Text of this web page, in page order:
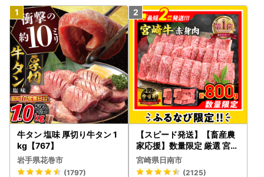
牛タン 塩味 厚切り牛タン 1
kg【767】
岩手県花巻市
(1797)
【スピード発送】【畜産農
家応援】数量限定 厳選 宮崎
牛 赤身 焼肉 計800g FN-Li
mited-PR_BDV5-26-2W
宮崎県日南市
(2125)